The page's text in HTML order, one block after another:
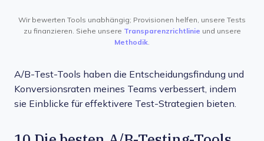
Wir bewerten Tools unabhängig; Provisionen helfen, unsere Tests
zu finanzieren. Siehe unsere Transparenzrichtlinie und unsere
Methodik.
A/B-Test-Tools haben die Entscheidungsfindung und
Konversionsraten meines Teams verbessert, indem
sie Einblicke für effektivere Test-Strategien bieten.